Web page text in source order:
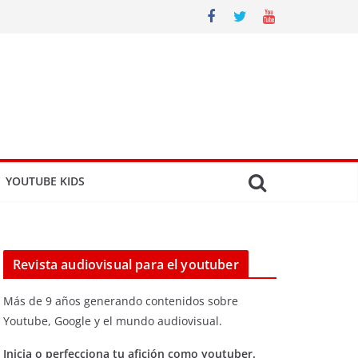
YOUTUBE KIDS
Revista audiovisual para el youtuber
Más de 9 años generando contenidos sobre
Youtube, Google y el mundo audiovisual.
Inicia o perfecciona tu afición como youtuber.